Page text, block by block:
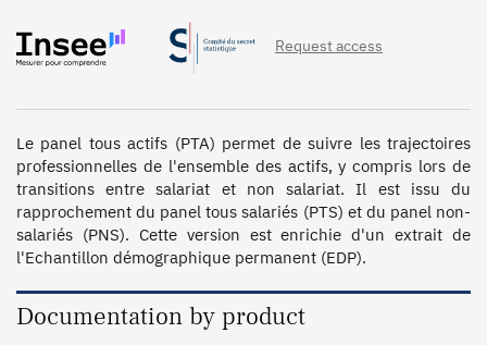
Request access
Le panel tous actifs (PTA) permet de suivre les trajectoires
professionnelles de l'ensemble des actifs, y compris lors de
transitions entre salariat et non salariat. Il est issu du
rapprochement du panel tous salariés (PTS) et du panel non-
salariés (PNS). Cette version est enrichie d'un extrait de
l'Echantillon démographique permanent (EDP).
Documentation by product